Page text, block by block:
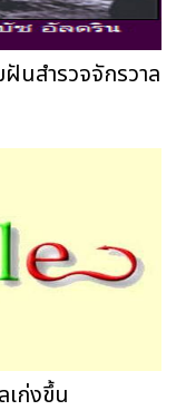
นสำรวจจักรวาล
ก่งขึ้น